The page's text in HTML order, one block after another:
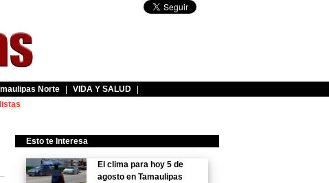
Norte VIDA Y SALUD
Esto te Interesa
El clima para hoy 5 de
agosto en Tamaulipas